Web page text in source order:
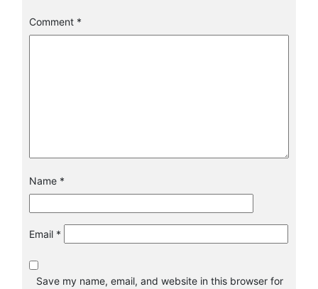
Comment *
Name *
Email *
Save my name, email, and website in this browser for